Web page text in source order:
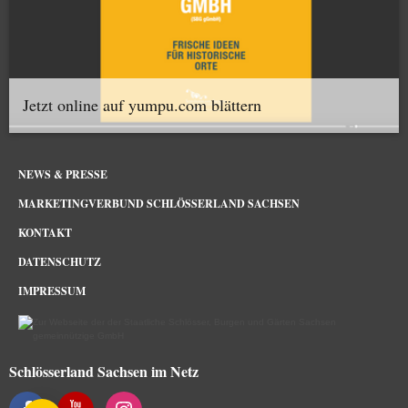
Jetzt online auf yumpu.com blättern
NEWS & PRESSE
MARKETINGVERBUND SCHLÖSSERLAND SACHSEN
KONTAKT
DATENSCHUTZ
IMPRESSUM
Schlösserland Sachsen im Netz